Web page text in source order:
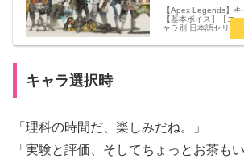
【Apex Legends】
【基本ボイス】【エ
ャラ別 日本語セリフ
ッドハウンド ジブラ
ファインダー レイス
キャラ選択時
「理科の時間だ、楽しみだね。」
「実験と評価、そしてちょっとお茶も